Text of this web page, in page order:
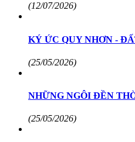
(12/07/2026)
KÝ ỨC QUY NHƠN -
(25/05/2026)
NHỮNG NGÔI ĐỀN
(25/05/2026)